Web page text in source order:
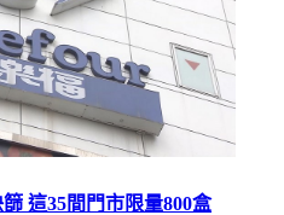
這35間門市限量800盒